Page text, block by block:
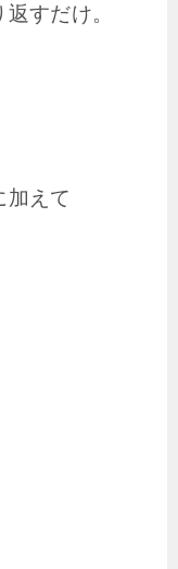
すだけ。
加えて